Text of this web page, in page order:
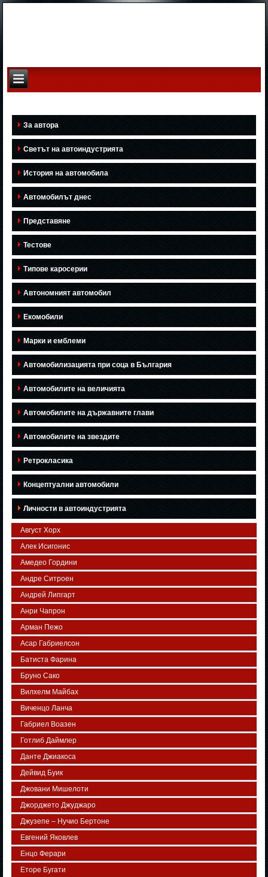
За автора
Светът на автоиндустрията
История на автомобила
Автомобилът днес
Представяне
Тестове
Типове каросерии
Автономният автомобил
Екомобили
Марки и емблеми
Автомобилизацията при соца в България
Автомобилите на величията
Автомобилите на държавните глави
Автомобилите на звездите
Ретрокласика
Концептуални автомобили
Личности в автоиндустрията
Август Хорх
Алек Исигонис
Амедео Гордини
Андре Ситроен
Андрей Липгарт
Анри Чапрон
Арман Пежо
Асар Габриелсон
Батиста Фарина
Бруно Сако
Вилхелм Майбах
Виченцо Ланча
Габриел Воазен
Готлиб Даймлер
Данте Джиакоса
Дейвид Буик
Джовани Мишелоти
Джорджето Джуджаро
Джузепе – Нучио Бертоне
Евгений Яковлев
Енцо Ферари
Еторе Бугати